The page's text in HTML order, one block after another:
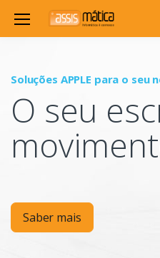
Soluções APPLE para o seu
O seu
Saber mais